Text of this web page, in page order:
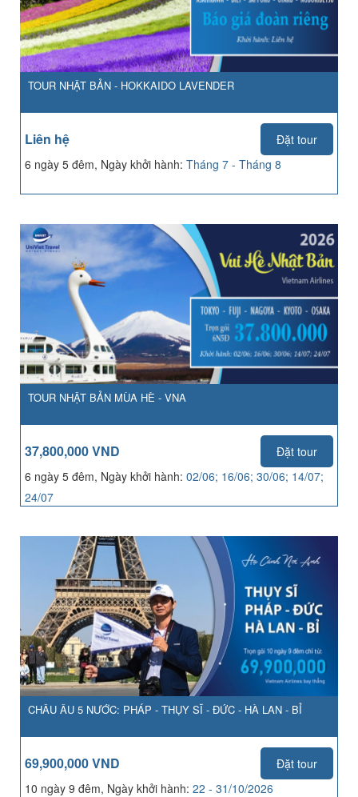
TOUR NHẬT BẢN - HOKKAIDO LAVENDER
Liên hệ
Đặt tour
6 ngày 5 đêm, Ngày khởi hành: Tháng 7 - Tháng 8
TOUR NHẬT BẢN MÙA HÈ - VNA
37,800,000 VND
Đặt tour
6 ngày 5 đêm, Ngày khởi hành: 02/06; 16/06; 30/06; 14/07;
24/07
CHÂU ÂU 5 NƯỚC: PHÁP - THỤY SĨ - ĐỨC - HÀ LAN - BỈ
69,900,000 VND
Đặt tour
10 ngày 9 đêm, Ngày khởi hành: 22 - 31/10/2026